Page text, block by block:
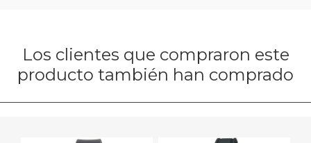
Los clientes que compraron este
producto también han comprado